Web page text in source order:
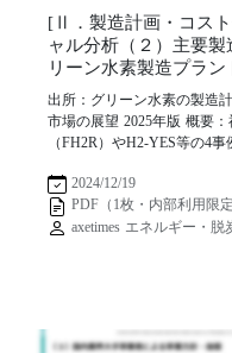
[Ⅱ．製造計画・コス
ャル分析（２）主要
リーン水素製造プラン
出所：グリーン水素の製造
市場の展望 2025年版 概要
（FH2R）やH2-YES等の4
2024/12/19
PDF（1枚・内部利用限
axetimes エネルギー・脱